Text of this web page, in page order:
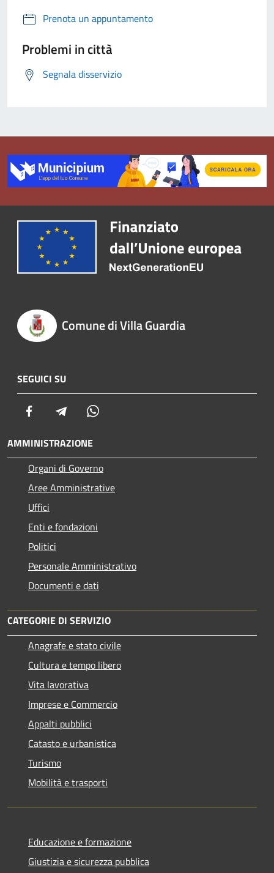
Prenota un appuntamento
Problemi in città
Segnala disservizio
Comune di Villa Guardia
SEGUICI SU
Facebook Telegram
AMMINISTRAZIONE
Organi di Governo
Aree Amministrative
Uffici
Enti e fondazioni
Politici
Personale Amministrativo
Documenti e dati
CATEGORIE DI SERVIZIO
Anagrafe e stato civile
Cultura e tempo libero
Vita lavorativa
Imprese e Commercio
Appalti pubblici
Catasto e urbanistica
Turismo
Mobilità e trasporti
Educazione e formazione
Giustizia e sicurezza pubblica